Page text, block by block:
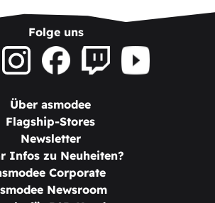
Folge uns
Über asmodee
Flagship-Stores
Newsletter
Infos zu Neuheiten?
Corporate
Newsroom